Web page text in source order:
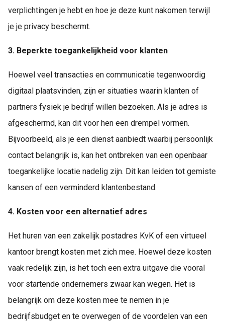
verplichtingen je hebt en hoe je deze kunt nakomen terwijl
je je privacy beschermt.
3. Beperkte toegankelijkheid voor klanten
Hoewel veel transacties en communicatie tegenwoordig
digitaal plaatsvinden, zijn er situaties waarin klanten of
partners fysiek je bedrijf willen bezoeken. Als je adres is
afgeschermd, kan dit voor hen een drempel vormen.
Bijvoorbeeld, als je een dienst aanbiedt waarbij persoonlijk
contact belangrijk is, kan het ontbreken van een openbaar
toegankelijke locatie nadelig zijn. Dit kan leiden tot gemiste
kansen of een verminderd klantenbestand.
4. Kosten voor een alternatief adres
Het huren van een zakelijk postadres KvK of een virtueel
kantoor brengt kosten met zich mee. Hoewel deze kosten
vaak redelijk zijn, is het toch een extra uitgave die vooral
voor startende ondernemers zwaar kan wegen. Het is
belangrijk om deze kosten mee te nemen in je
bedrijfsbudget en te overwegen of de voordelen van een